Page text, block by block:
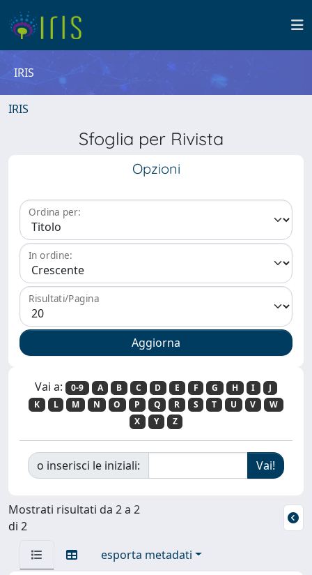
IRIS
IRIS
Sfoglia per Rivista
Opzioni
Ordina per:
In ordine:
Risultati/Pagina
Vai a: 0-9 A B C D E F G H I
J
K
L M N O P Q R S T U V
W
X
Y Z
o inserisci le iniziali:
Mostrati risultati da 2 a 2
di 2
esporta metadati